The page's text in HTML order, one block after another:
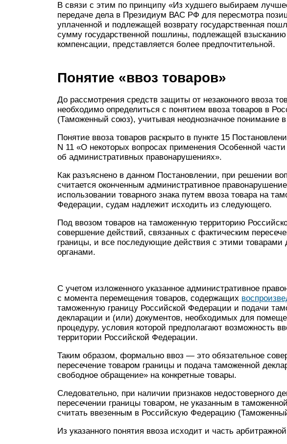
В связи с этим по принципу «Из худшего выбираем
передаче дела в Президиум ВАС РФ для пересмотра
уплаченной и подлежащей возврату государственная
сумму государственной пошлины, подлежащей взысканию
компенсации, представляется более предпочтительной.
Понятие «ввоз товаров»
До рассмотрения средств защиты от незаконного ввоза
необходимо определиться с понятием ввоза товаров в
(Таможенный союз), учитывая неоднозначное понимание в
Понятие ввоза товаров раскрыто в пункте 15
N 11 «О некоторых вопросах применения Особенной
об административных правонарушениях».
Как разъяснено в данном Постановлении, при решении
считается оконченным административное
использовании товарного знака путем ввоза товара на
Федерации, судам надлежит исходить из следующего.
Под ввозом товаров на таможенную территорию
совершение действий, связанных с фактическим
границы, и все последующие действия с этими
органами.
С учетом изложенного указанное административное
с момента перемещения товаров, содержащих
таможенную границу Российской Федерации и подачи
декларации и (или) документов, необходимых для
процедуру, условия которой предполагают возможность
территории Российской Федерации.
Таким образом, формально ввоз — это обязательное
пересечение товаром границы и подача таможенной
свободное обращение» на конкретные товары.
Следовательно, при наличии признаков недостоверного
пересечении границы товаром, не указанным в
считать ввезенным в Российскую Федерацию
Из указанного понятия ввоза исходит и часть